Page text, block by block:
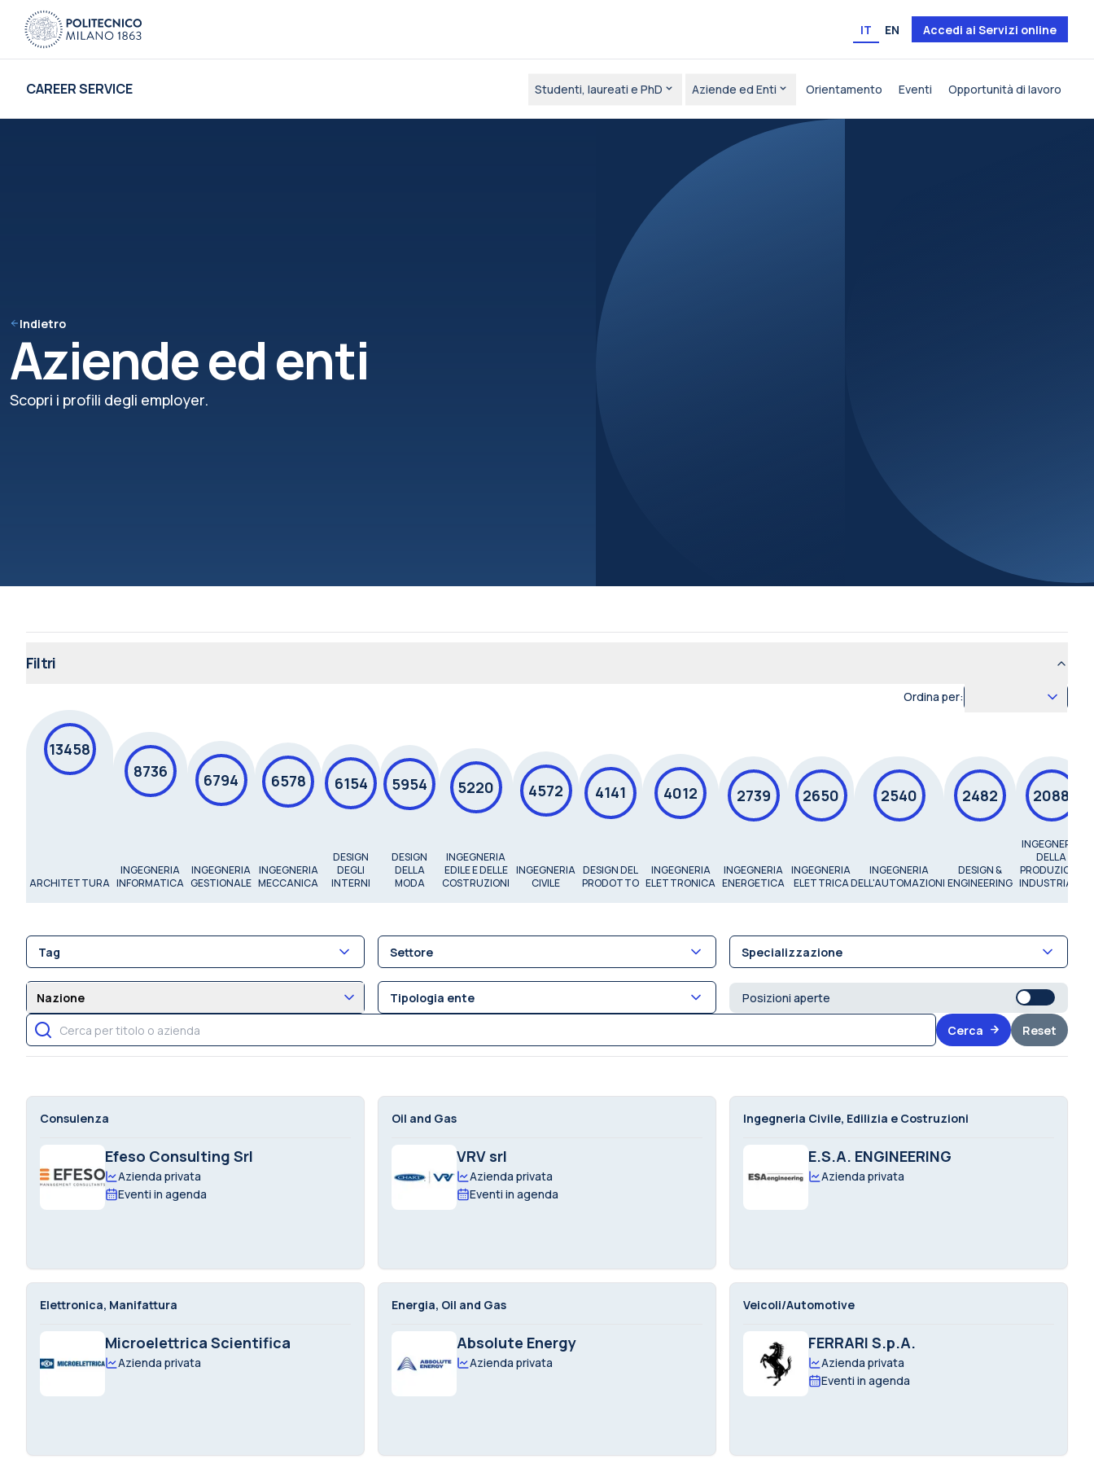
IT EN Accedi ai Servizi online
CAREER SERVICE Studenti, laureati e PhD Aziende ed Enti Orientamento Eventi Opportunità di lavoro
Indietro
Aziende ed enti
Scopri i profili degli employer.
Filtri
Ordina per:
13458
ARCHITETTURA
8736
INGEGNERIA
INFORMATICA
6794
INGEGNERIA
GESTIONALE
6578
INGEGNERIA
MECCANICA
6154
DESIGN
DEGLI
INTERNI
5954
DESIGN
DELLA
MODA
5220
INGEGNERIA
EDILE E DELLE
COSTRUZIONI
4572
INGEGNERIA
CIVILE
4141
DESIGN DEL
PRODOTTO
4012
INGEGNERIA
ELETTRONICA
2739
INGEGNERIA
ENERGETICA
2650
INGEGNERIA
ELETTRICA
2540
INGEGNERIA
DELL'AUTOMAZIONE
2482
DESIGN &
ENGINEERING
2088
INGEGNERIA
DELLA
PRODUZIONE
INDUSTRIALE
Tag Settore Specializzazione
Nazione Tipologia ente Posizioni aperte
Cerca Reset
Consulenza
Efeso Consulting Srl
Azienda privata
Eventi in agenda
Oil and Gas
VRV srl
Azienda privata
Eventi in agenda
Ingegneria Civile, Edilizia e Costruzioni
E.S.A. ENGINEERING
Azienda privata
Elettronica, Manifattura
Microelettrica Scientifica
Azienda privata
Energia, Oil and Gas
Absolute Energy
Azienda privata
Veicoli/Automotive
FERRARI S.p.A.
Azienda privata
Eventi in agenda